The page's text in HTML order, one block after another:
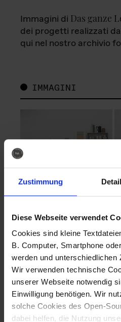
Zustimmung
Diese Webseite verwendet
Cookies sind kleine
B. Computer, Smartphone
werden und unterschiedlichen
Wir verwenden technische
unserer Webseite notwendig
Einwilligung benötigen. Wir
solche Cookies des Open-
dabei helfen, die Nutzung
Immagini di Das ganze
dei progetti realizzati
qui nel nostro archivio
IMMAGINI
Fotografo: Lorenz
Sternbach
Download